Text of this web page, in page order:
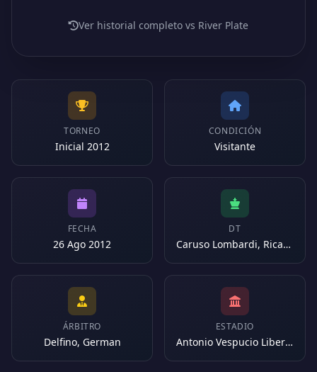
Ver historial completo vs River Plate
TORNEO
Inicial 2012
CONDICIÓN
Visitante
FECHA
26 Ago 2012
DT
Caruso Lombardi, Ricardo
ÁRBITRO
Delfino, German
ESTADIO
Antonio Vespucio Liberti (Argentina)